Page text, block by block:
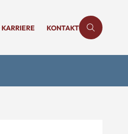
KONTAKT